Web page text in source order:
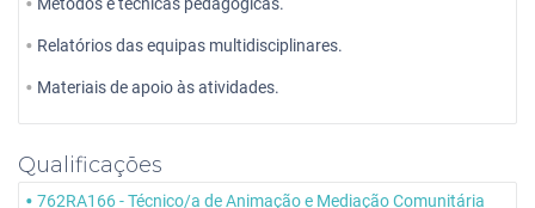
Relatórios das equipas multidisciplinares.
Materiais de apoio às atividades.
Qualificações
762RA166 - Técnico/a de Animação e Mediação Comunitária